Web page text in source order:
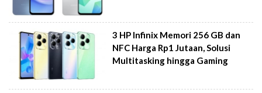
3 HP Infinix Memori 256 GB dan
NFC Harga Rp1 Jutaan, Solusi
Multitasking hingga Gaming